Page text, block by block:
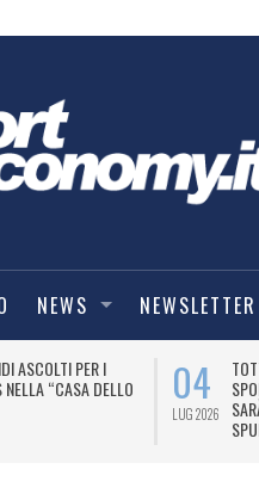
NEWS NEWSLETTER
ASCOLTI PER I
“CASA DELLO
04
LUG 2026